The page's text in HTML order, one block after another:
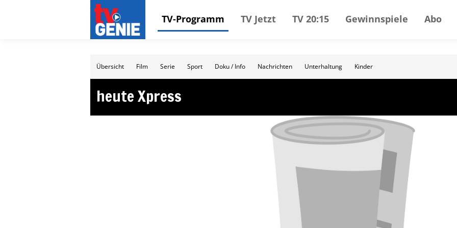
TV-Programm TV Jetzt TV 20:15 Gewinnspiele Abo
Übersicht Film Serie Sport Doku / Info Nachrichten Unterhaltung Kinder
heute Xpress